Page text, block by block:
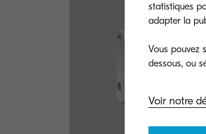
statistiques
adapter la
Vous pouvez
Voir notre